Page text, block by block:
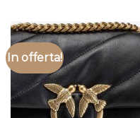
In offerta!